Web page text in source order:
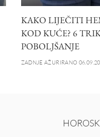
KAKO LIJEČITI
KOD KUĆE? 6
POBOLJŠANJE
ZADNJE AŽURIRANO